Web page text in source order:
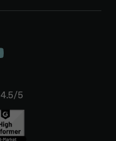
4.5/5